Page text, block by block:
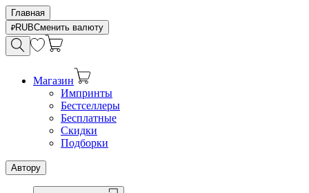
Главная
RUBСменить валюту
Магазин
Импринты
Бестселлеры
Бесплатные
Скидки
Подборки
Автору